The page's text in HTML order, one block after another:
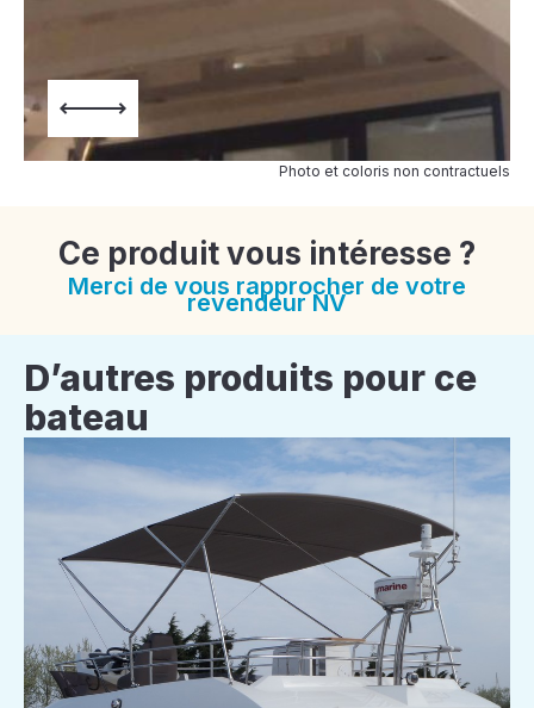
Photo et coloris non contractuels
Ce produit vous intéresse ?
Merci de vous rapprocher de votre
revendeur NV
D’autres produits pour ce
bateau